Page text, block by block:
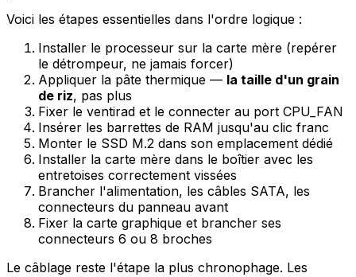
Voici les étapes essentielles dans l'ordre logique :
Installer le processeur sur la carte mère (repérer
le détrompeur, ne jamais forcer)
Appliquer la pâte thermique — la taille d'un grain
de riz, pas plus
Fixer le ventirad et le connecter au port CPU_FAN
Insérer les barrettes de RAM jusqu'au clic franc
Monter le SSD M.2 dans son emplacement dédié
Installer la carte mère dans le boîtier avec les
entretoises correctement vissées
Brancher l'alimentation, les câbles SATA, les
connecteurs du panneau avant
Fixer la carte graphique et brancher ses
connecteurs 6 ou 8 broches
Le câblage reste l'étape la plus chronophage. Les